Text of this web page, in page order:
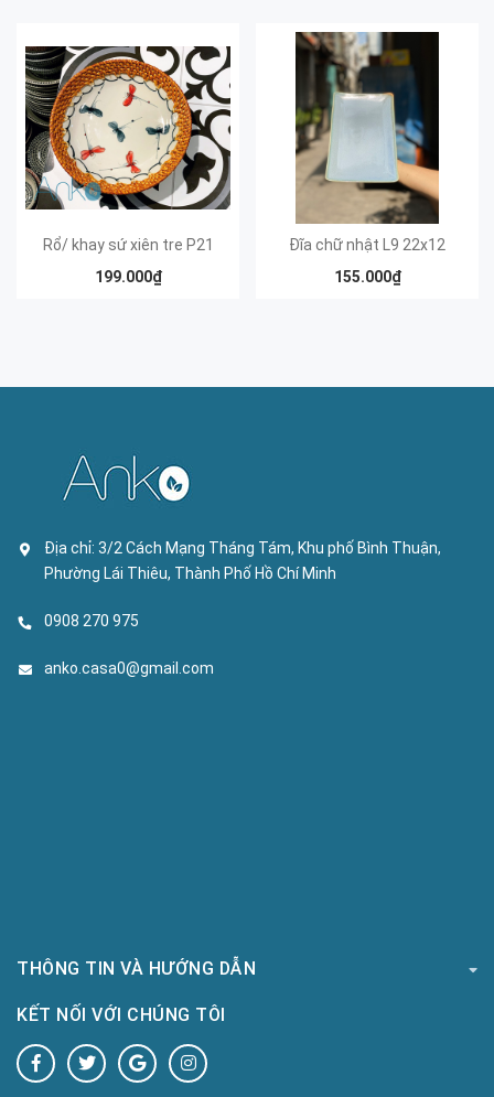
Rổ/ khay sứ xiên tre P21
199.000₫
Đĩa chữ nhật L9 22x12
155.000₫
Địa chỉ: 3/2 Cách Mạng Tháng Tám, Khu phố Bình Thuận,
Phường Lái Thiêu, Thành Phố Hồ Chí Minh
0908 270 975
anko.casa0@gmail.com
THÔNG TIN VÀ HƯỚNG DẪN
KẾT NỐI VỚI CHÚNG TÔI